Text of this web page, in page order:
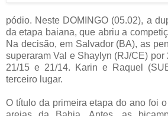
pódio. Neste DOMINGO (05.02), a
da etapa baiana, que abriu a
Na decisão, em Salvador (BA), as
superaram Val e Shaylyn (RJ/CE)
21/15 e 21/14. Karin e Raquel
terceiro lugar.
O título da primeira etapa do ano foi